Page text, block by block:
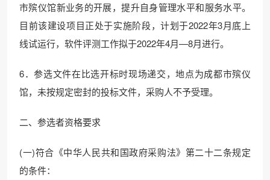
市殡仪馆新业务的开展，提升自身管理水平和服务水平。
目前该建设项目正处于实施阶段，计划于2022年3月底上
线试运行，软件评测工作拟于2022年4月—8月进行。
6．参选文件在比选开标时现场递交，地点为成都市殡仪
馆，未按规定密封的投标文件，采购人不予受理。
二、参选者资格要求
(一)符合《中华人民共和国政府采购法》第二十二条规定
的条件：